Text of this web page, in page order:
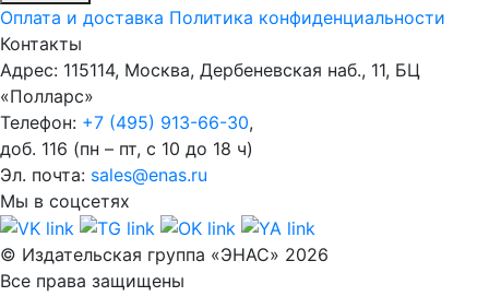
Оплата и доставка Политика конфиденциальности
Контакты
Адрес: 115114, Москва, Дербеневская наб., 11, БЦ
«Полларс»
Телефон: +7 (495) 913-66-30,
доб. 116 (пн – пт, с 10 до 18 ч)
Эл. почта: sales@enas.ru
Мы в соцсетях
© Издательская группа «ЭНАС» 2026
Все права защищены